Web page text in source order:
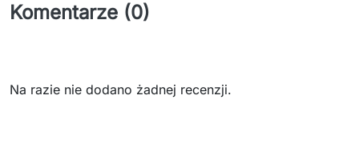
Komentarze (0)
Na razie nie dodano żadnej recenzji.